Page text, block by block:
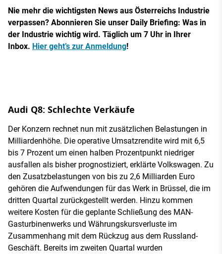
Nie mehr die wichtigsten News aus Österreichs Industrie
verpassen? Abonnieren Sie unser Daily Briefing: Was in
der Industrie wichtig wird. Täglich um 7 Uhr in Ihrer
Inbox. Hier geht’s zur Anmeldung!
Audi Q8: Schlechte Verkäufe
Der Konzern rechnet nun mit zusätzlichen Belastungen in
Milliardenhöhe. Die operative Umsatzrendite wird mit 6,5
bis 7 Prozent um einen halben Prozentpunkt niedriger
ausfallen als bisher prognostiziert, erklärte Volkswagen. Zu
den Zusatzbelastungen von bis zu 2,6 Milliarden Euro
gehören die Aufwendungen für das Werk in Brüssel, die im
dritten Quartal zurückgestellt werden. Hinzu kommen
weitere Kosten für die geplante Schließung des MAN-
Gasturbinenwerks und Währungskursverluste im
Zusammenhang mit dem Rückzug aus dem Russland-
Geschäft. Bereits im zweiten Quartal wurden